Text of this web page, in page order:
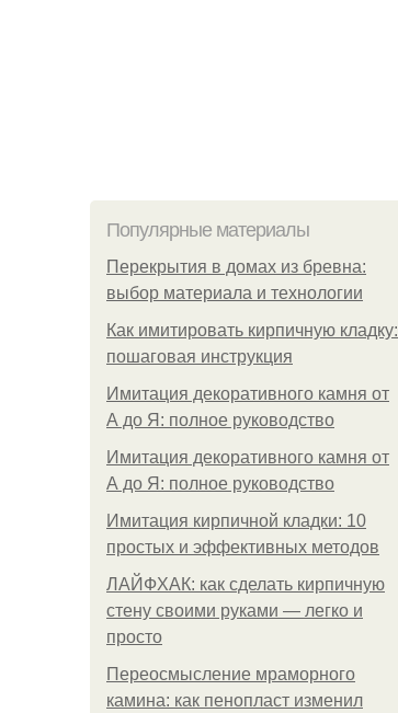
Популярные материалы
Перекрытия в домах из бревна:
выбор материала и технологии
Как имитировать кирпичную кладку:
пошаговая инструкция
Имитация декоративного камня от
А до Я: полное руководство
Имитация декоративного камня от
А до Я: полное руководство
Имитация кирпичной кладки: 10
простых и эффективных методов
ЛАЙФХАК: как сделать кирпичную
стену своими руками — легко и
просто
Переосмысление мраморного
камина: как пенопласт изменил